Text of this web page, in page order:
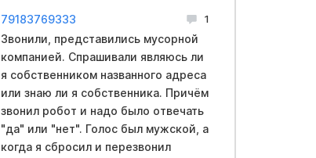
79183769333 1
Звонили, представились мусорной
компанией. Спрашивали являюсь ли
я собственником названного адреса
или знаю ли я собственника. Причём
звонил робот и надо было отвечать
"да" или "нет". Голос был мужской, а
когда я сбросил и перезвонил